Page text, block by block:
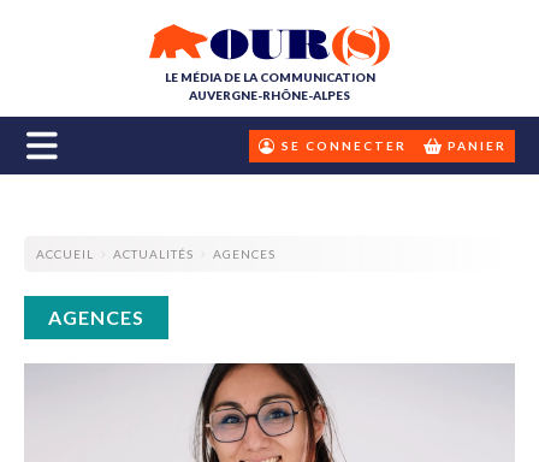
LE MÉDIA DE LA COMMUNICATION
AUVERGNE-RHÔNE-ALPES
SE CONNECTER PANIER
ACCUEIL ACTUALITÉS AGENCES
AGENCES